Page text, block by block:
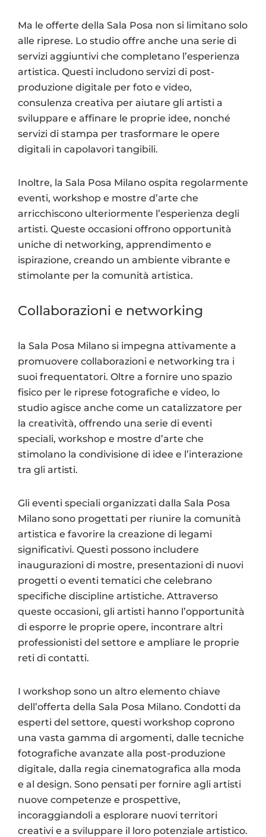
Ma le offerte della Sala Posa non si limitano solo
alle riprese. Lo studio offre anche una serie di
servizi aggiuntivi che completano l’esperienza
artistica. Questi includono servizi di post-
produzione digitale per foto e video,
consulenza creativa per aiutare gli artisti a
sviluppare e affinare le proprie idee, nonché
servizi di stampa per trasformare le opere
digitali in capolavori tangibili.
Inoltre, la Sala Posa Milano ospita regolarmente
eventi, workshop e mostre d’arte che
arricchiscono ulteriormente l’esperienza degli
artisti. Queste occasioni offrono opportunità
uniche di networking, apprendimento e
ispirazione, creando un ambiente vibrante e
stimolante per la comunità artistica.
Collaborazioni e networking
la Sala Posa Milano si impegna attivamente a
promuovere collaborazioni e networking tra i
suoi frequentatori. Oltre a fornire uno spazio
fisico per le riprese fotografiche e video, lo
studio agisce anche come un catalizzatore per
la creatività, offrendo una serie di eventi
speciali, workshop e mostre d’arte che
stimolano la condivisione di idee e l’interazione
tra gli artisti.
Gli eventi speciali organizzati dalla Sala Posa
Milano sono progettati per riunire la comunità
artistica e favorire la creazione di legami
significativi. Questi possono includere
inaugurazioni di mostre, presentazioni di nuovi
progetti o eventi tematici che celebrano
specifiche discipline artistiche. Attraverso
queste occasioni, gli artisti hanno l’opportunità
di esporre le proprie opere, incontrare altri
professionisti del settore e ampliare le proprie
reti di contatti.
I workshop sono un altro elemento chiave
dell’offerta della Sala Posa Milano. Condotti da
esperti del settore, questi workshop coprono
una vasta gamma di argomenti, dalle tecniche
fotografiche avanzate alla post-produzione
digitale, dalla regia cinematografica alla moda
e al design. Sono pensati per fornire agli artisti
nuove competenze e prospettive,
incoraggiandoli a esplorare nuovi territori
creativi e a sviluppare il loro potenziale artistico.